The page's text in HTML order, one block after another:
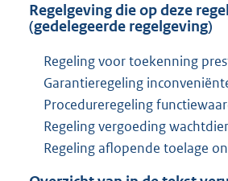
Regelgeving die op deze
(gedelegeerde regelgeving)
Regeling voor toekenning
Garantieregeling
Procedureregeling
Regeling vergoeding
Regeling aflopende toelage